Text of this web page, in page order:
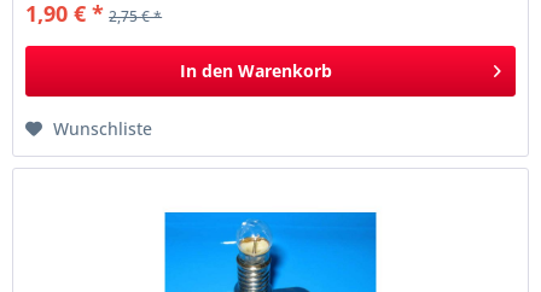
1,90 € * 2,75 € *
In den Warenkorb
Wunschliste